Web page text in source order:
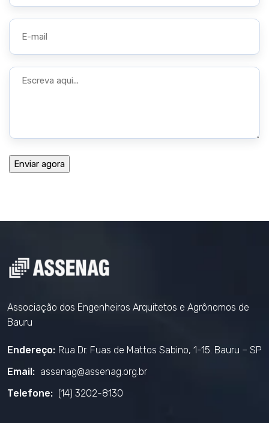
Associação dos Engenheiros Arquitetos e Agrônomos de
Bauru
Endereço: Rua Dr. Fuas de Mattos Sabino, 1-15. Bauru – SP
Email: assenag@assenag.org.br
Telefone: (14) 3202-8130